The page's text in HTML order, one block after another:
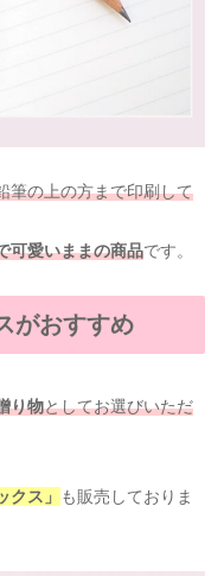
筆の上の方まで印刷して
可愛いままの商品です。
がおすすめ
り物としてお選びいただ
クス」 も販売しておりま